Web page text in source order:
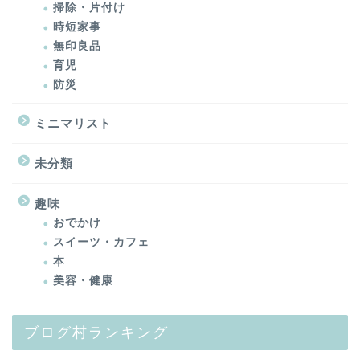
掃除・片付け
時短家事
無印良品
育児
防災
ミニマリスト
未分類
趣味
おでかけ
スイーツ・カフェ
本
美容・健康
ブログ村ランキング